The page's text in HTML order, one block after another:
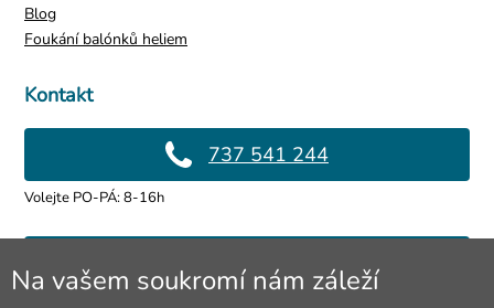
Kontakt
737 541 244
Volejte PO-PÁ: 8-16h
info@4lol.cz
Blog
Foukání balónků heliem
Na vašem soukromí nám záleží